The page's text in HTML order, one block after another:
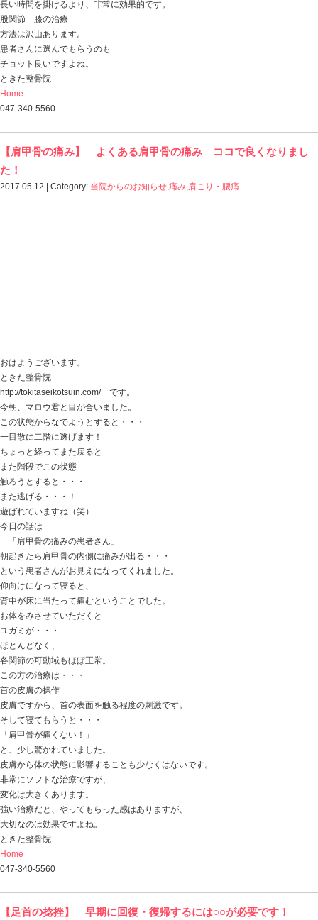
おはようございます。
スキあらば、逃げようとしますけど（笑）
今日の話は
「冷え症で何軒も治療院を回った患者さんの回復」
土曜日に２回目の患者さんで、
冷え性がヒドイ
風呂に入ると膝から下がジンジン痛い
未だにコタツに入ってないと冷たくて気分が悪い
台所で立っていると痛くて立ってられなくなる
など、ほかにも色々症状のある方がお見えになりました
今まで、
ハリやお灸、温熱療法 マッサージなどには毎日通って
症状の改善にはならず。
しまいには歩けなくなってしまうのでは・・・
と思ったそうで、当院に来てくれました。
この方、
土曜日が二回目の治療でしたが、
話を聞くと
お風呂にも入っても痛くない！
台所仕事も普通にできます！
体が軽いのよね～！
でも、まだ少し怖さはあるけど・・・
ということで、喜ばれていました。
この方の治療は・・・
自律神経系の調節
です。